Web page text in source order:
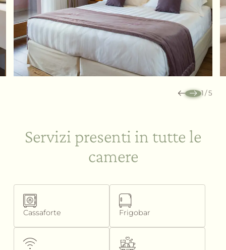
1/5
Servizi presenti in tutte le
camere
Cassaforte Frigobar